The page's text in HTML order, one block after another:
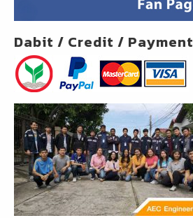
Dabit / Credit / Payment